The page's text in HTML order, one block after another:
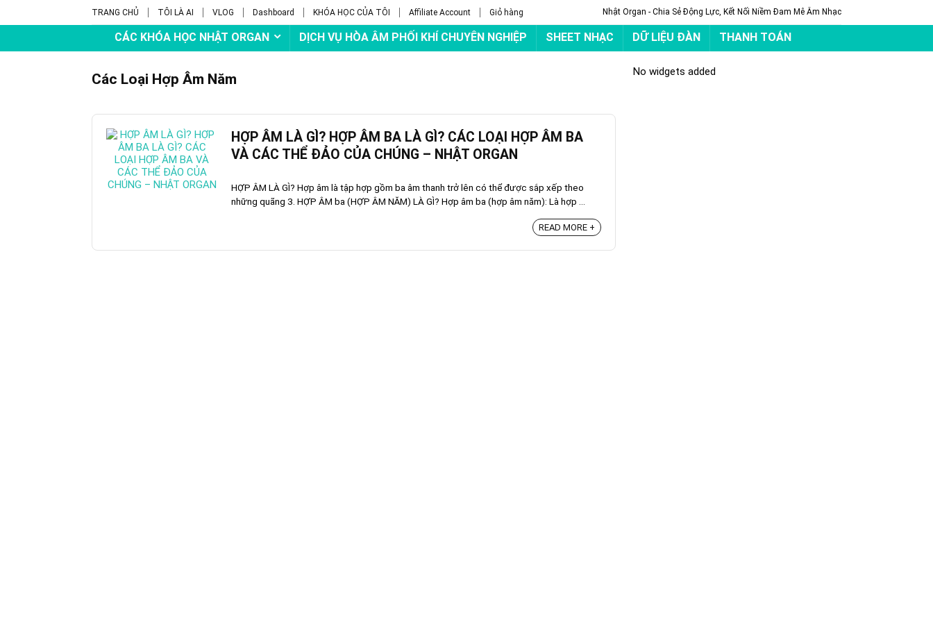
TRANG CHỦ TÔI LÀ AI VLOG Dashboard KHÓA HỌC CỦA TÔI Affiliate Account Giỏ hàng Nhật Organ - Chia Sẻ Động Lực, Kết Nối Niềm Đam Mê Âm Nhạc
CÁC KHÓA HỌC NHẬT ORGAN DỊCH VỤ HÒA ÂM PHỐI KHÍ CHUYÊN NGHIỆP SHEET NHẠC DỮ LIỆU ĐÀN THANH TOÁN
Các Loại Hợp Âm Năm
HỢP ÂM LÀ GÌ? HỢP ÂM BA LÀ GÌ? CÁC LOẠI HỢP ÂM BA
VÀ CÁC THỂ ĐẢO CỦA CHÚNG – NHẬT ORGAN
HỢP ÂM LÀ GÌ? Hợp âm là tập hợp gồm ba âm thanh trở lên có thể được sắp xếp theo
những quãng 3. HỢP ÂM ba (HỢP ÂM NĂM) LÀ GÌ? Hợp âm ba (hợp âm năm): Là hợp ...
READ MORE +
No widgets added